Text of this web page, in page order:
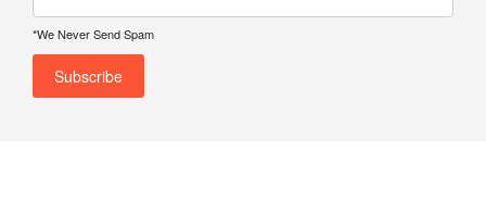
*We Never Send Spam